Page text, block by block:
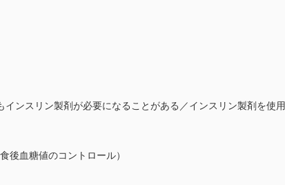
ンスリン製剤が必要になることがある／インスリン製剤を使用
後血糖値のコントロール）